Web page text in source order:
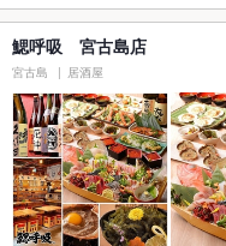
鰓呼吸 宮古島店
宮古島 居酒屋